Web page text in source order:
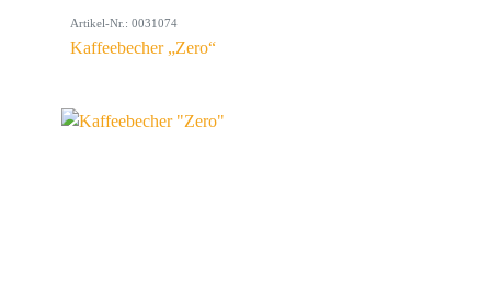
Artikel-Nr.: 0031074
Kaffeebecher „Zero“